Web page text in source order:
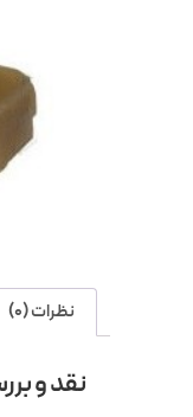
نظرات (0)
نقد و